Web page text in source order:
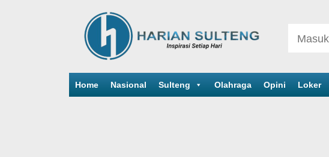
Home Nasional Sulteng Olahraga Opini Loker